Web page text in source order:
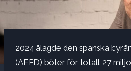
2024 ålagde den spanska
(AEPD) böter för totalt 27